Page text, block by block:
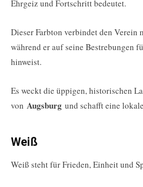
Ehrgeiz und Fortschritt bedeutet.
Dieser Farbton verbindet den Verein
während er auf seine Bestrebungen
hinweist.
Es weckt die üppigen, historischen
von Augsburg und schafft eine
Weiß
Weiß steht für Frieden, Einheit und